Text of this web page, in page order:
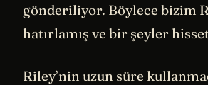
gönderiliyor. Böylece bizim
hatırlamış ve bir şeyler
Riley’nin uzun süre